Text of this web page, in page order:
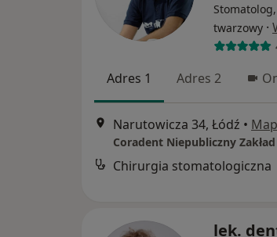
twarzowy ·
Adres 1 Adres 2
Narutowicza 34, Łódź •
Coradent Niepubliczny
Chirurgia stomatologiczna
lek.